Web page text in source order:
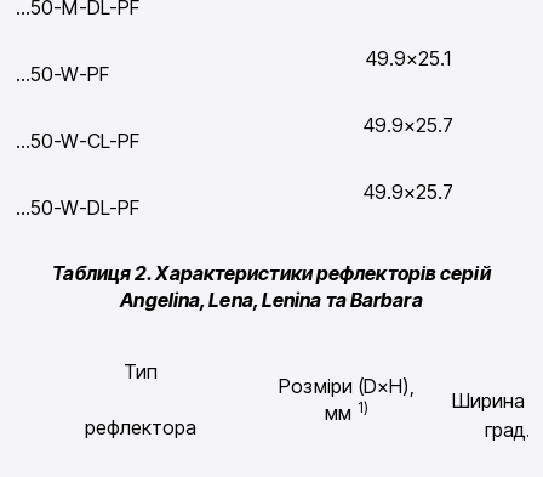
…50-M-DL-PF
…50-W-PF
49.9×25.1
…50-W-CL-PF
49.9×25.7
…50-W-DL-PF
49.9×25.7
Таблиця 2. Характеристики рефлекторів серій
Angelina, Lena, Lenina та Barbara
Тип
рефлектора
Розміри (D×H),
мм 1)
Ширина
град.